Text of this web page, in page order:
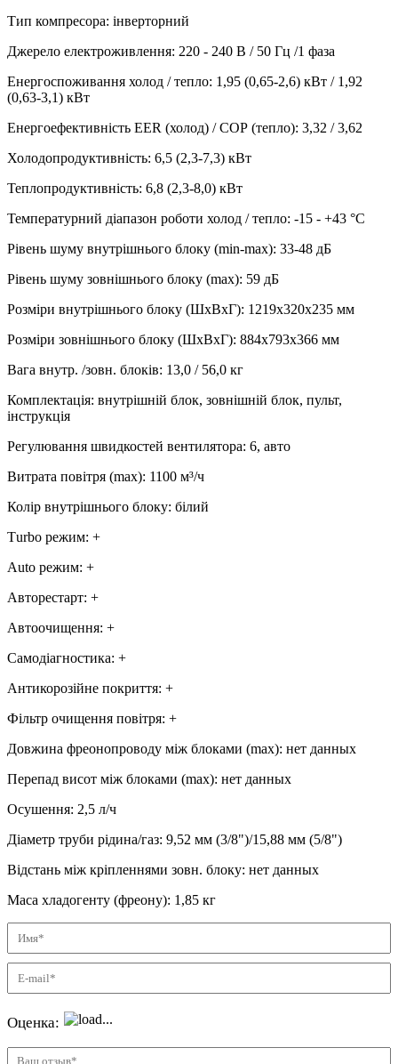
Тип компресора: інверторний
Джерело електроживлення: 220 - 240 В / 50 Гц /1 фаза
Енергоспоживання холод / тепло: 1,95 (0,65-2,6) кВт / 1,92
(0,63-3,1) кВт
Енергоефективність EER (холод) / СОР (тепло): 3,32 / 3,62
Холодопродуктивність: 6,5 (2,3-7,3) кВт
Теплопродуктивність: 6,8 (2,3-8,0) кВт
Температурний діапазон роботи холод / тепло: -15 - +43 °С
Рівень шуму внутрішнього блоку (min-max): 33-48 дБ
Рівень шуму зовнішнього блоку (max): 59 дБ
Розміри внутрішнього блоку (ШхВхГ): 1219x320x235 мм
Розміри зовнішнього блоку (ШхВхГ): 884x793x366 мм
Вага внутр. /зовн. блоків: 13,0 / 56,0 кг
Комплектація: внутрішній блок, зовнішній блок, пульт,
інструкція
Регулювання швидкостей вентилятора: 6, авто
Витрата повітря (max): 1100 м³/ч
Колір внутрішнього блоку: білий
Тurbo режим: +
Аuto режим: +
Авторестарт: +
Автоочищення: +
Самодіагностика: +
Антикорозійне покриття: +
Фільтр очищення повітря: +
Довжина фреонопроводу між блоками (max): нет данных
Перепад висот між блоками (max): нет данных
Осушення: 2,5 л/ч
Діаметр труби рідина/газ: 9,52 мм (3/8")/15,88 мм (5/8")
Відстань між кріпленнями зовн. блоку: нет данных
Маса хладогенту (фреону): 1,85 кг